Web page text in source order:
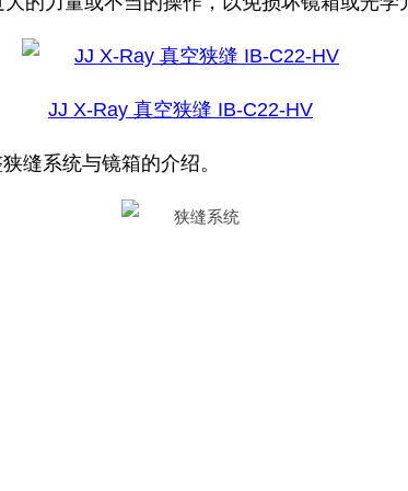
JJ X-Ray 真空狭缝 IB-C22-HV
缝系统与镜箱的介绍。